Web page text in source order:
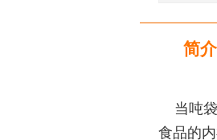
简介
当吨袋
食品的